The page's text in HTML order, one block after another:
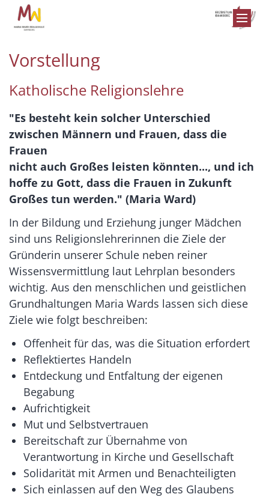
Zum Inhalt springen
Vorstellung
Katholische Religionslehre
"Es besteht kein solcher Unterschied
zwischen Männern und Frauen, dass die
Frauen
nicht auch Großes leisten könnten..., und ich
hoffe zu Gott, dass die Frauen in Zukunft
Großes tun werden." (Maria Ward)
In der Bildung und Erziehung junger Mädchen
sind uns Religionslehrerinnen die Ziele der
Gründerin unserer Schule neben reiner
Wissensvermittlung laut Lehrplan besonders
wichtig. Aus den menschlichen und geistlichen
Grundhaltungen Maria Wards lassen sich diese
Ziele wie folgt beschreiben:
Offenheit für das, was die Situation erfordert
Reflektiertes Handeln
Entdeckung und Entfaltung der eigenen
Begabung
Aufrichtigkeit
Mut und Selbstvertrauen
Bereitschaft zur Übernahme von
Verantwortung in Kirche und Gesellschaft
Solidarität mit Armen und Benachteiligten
Sich einlassen auf den Weg des Glaubens